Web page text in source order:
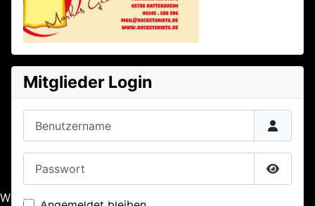
Mitglieder Login
Wir benutzen Cookies